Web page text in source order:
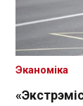
Эканоміка